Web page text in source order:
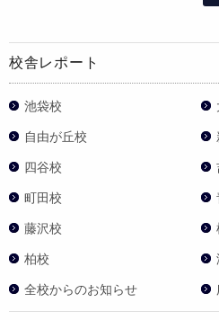
校舎レポート
池袋校
自由が丘校
四谷校
町田校
藤沢校
柏校
全校からのお知らせ